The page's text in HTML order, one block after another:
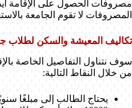
مصروفات الحصول على الإقامة
المصروفات لا تقوم الجامعة
تكاليف المعيشة والسكن لطلاب
سوف نتناول التفاصيل الخاصة
من خلال النقاط التالية: